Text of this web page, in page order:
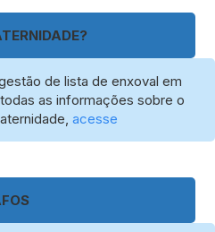
de lista de enxoval em
as informações sobre o
acesse